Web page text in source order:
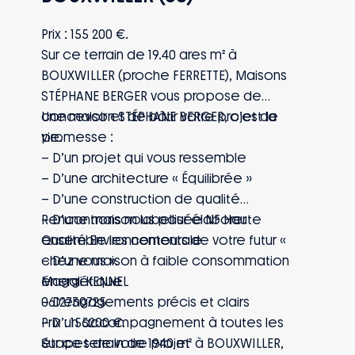
Prix : 155 200 €.
Sur ce terrain de 19.40 ares m² à
BOUXWILLER (proche FERRETTE), Maisons
STÉPHANE BERGER vous propose de
concevoir et de bâtir votre projet de
vie.
Une maison STÉPHANE BERGER, c’est la
promesse :
– D’un projet qui vous ressemble
– D’une architecture « Équilibrée »
– D’une construction de qualité
– D’une maison labellisée NF Haute
Qualité Environnementale
– D’une maison à faible consommation
énergétique
– D’engagements précis et clairs
– D’un accompagnement à toutes les
étapes de votre projet
Rencontrons nous pour élaborer
ensemble les contours de votre futur «
chez vous ».
Magali KENNEL
0612730725
Prix : 155200 €.
Sur ce terrain de 1940 m² à BOUXWILLER,